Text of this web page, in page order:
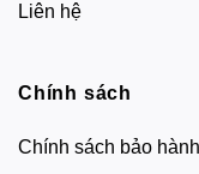
Liên hệ
Chính sách
Chính sách bảo hành